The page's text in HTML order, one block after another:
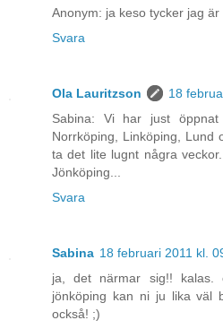
Anonym: ja keso tycker jag
Svara
Ola Lauritzson
18
Sabina: Vi har just öppnat
Norrköping, Linköping, Lund
ta det lite lugnt några
Jönköping...
Svara
Sabina 18 februari 2011 kl.
ja, det närmar sig!!
jönköping kan ni ju lika väl
också! ;)